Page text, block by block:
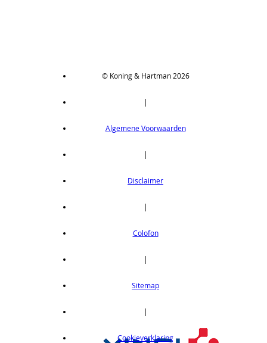
© Koning & Hartman 2026
|
Algemene Voorwaarden
|
Disclaimer
|
Colofon
|
Sitemap
|
Cookieverklaring